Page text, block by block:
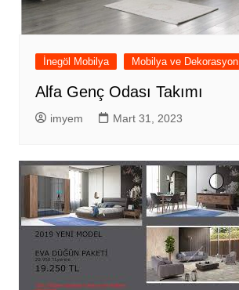
İnegöl Mobilya Mobilya ve Dekorasyon
Alfa Genç Odası Takımı
imyem Mart 31, 2023